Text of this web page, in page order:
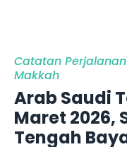
Catatan
Makkah
Arab Saudi
Maret 2026,
Tengah